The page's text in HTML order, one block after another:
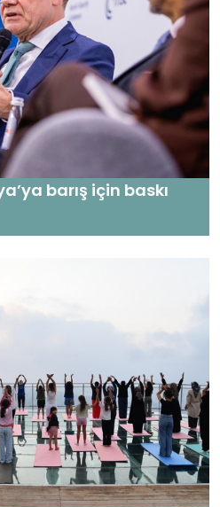
barış için baskı